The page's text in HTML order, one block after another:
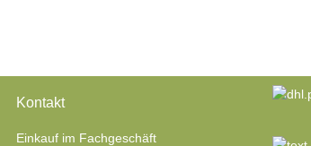
Kontakt
Einkauf im Fachgeschäft